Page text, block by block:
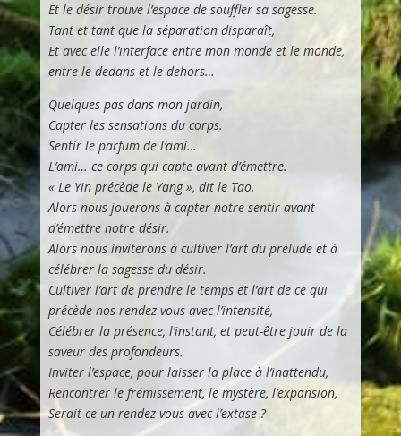
Et le désir trouve l’espace de souffler sa sagesse.
Tant et tant que la séparation disparaît,
Et avec elle l’interface entre mon monde et le monde,
entre le dedans et le dehors…
Quelques pas dans mon jardin,
Capter les sensations du corps.
Sentir le parfum de l’ami…
L’ami… ce corps qui capte avant d’émettre.
« Le Yin précède le Yang », dit le Tao.
Alors nous jouerons à capter notre sentir avant
d’émettre notre désir.
Alors nous inviterons à cultiver l’art du prélude et à
célébrer la sagesse du désir.
Cultiver l’art de prendre le temps et l’art de ce qui
précède nos rendez-vous avec l’intensité,
Célébrer la présence, l’instant, et peut-être jouir de la
saveur des profondeurs.
Inviter l’espace, pour laisser la place à l’inattendu,
Rencontrer le frémissement, le mystère, l’expansion,
Serait-ce un rendez-vous avec l’extase ?